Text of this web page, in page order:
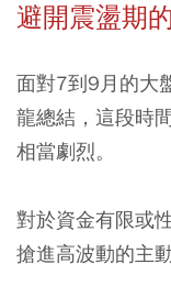
避開震盪期
面對7到9月的大
龍總結，這段時
相當劇烈。
對於資金有限或
搶進高波動的主動